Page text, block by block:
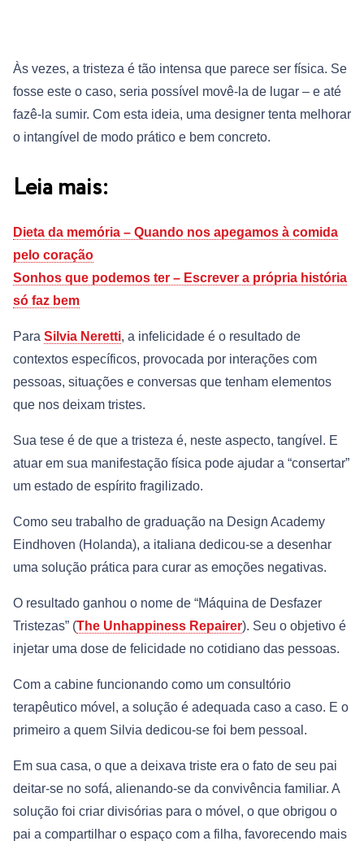
Às vezes, a tristeza é tão intensa que parece ser física. Se
fosse este o caso, seria possível movê-la de lugar – e até
fazê-la sumir. Com esta ideia, uma designer tenta melhorar
o intangível de modo prático e bem concreto.
Leia mais:
Dieta da memória – Quando nos apegamos à comida
pelo coração
Sonhos que podemos ter – Escrever a própria história
só faz bem
Para Silvia Neretti, a infelicidade é o resultado de
contextos específicos, provocada por interações com
pessoas, situações e conversas que tenham elementos
que nos deixam tristes.
Sua tese é de que a tristeza é, neste aspecto, tangível. E
atuar em sua manifestação física pode ajudar a “consertar”
um estado de espírito fragilizado.
Como seu trabalho de graduação na Design Academy
Eindhoven (Holanda), a italiana dedicou-se a desenhar
uma solução prática para curar as emoções negativas.
O resultado ganhou o nome de “Máquina de Desfazer
Tristezas” (The Unhappiness Repairer). Seu o objetivo é
injetar uma dose de felicidade no cotidiano das pessoas.
Com a cabine funcionando como um consultório
terapêutico móvel, a solução é adequada caso a caso. E o
primeiro a quem Silvia dedicou-se foi bem pessoal.
Em sua casa, o que a deixava triste era o fato de seu pai
deitar-se no sofá, alienando-se da convivência familiar. A
solução foi criar divisórias para o móvel, o que obrigou o
pai a compartilhar o espaço com a filha, favorecendo mais